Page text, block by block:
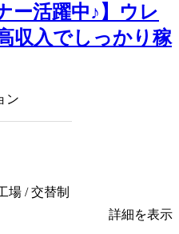
ー活躍中♪】ウレ
収入でしっかり稼
ン
場 / 交替制
詳細を表示